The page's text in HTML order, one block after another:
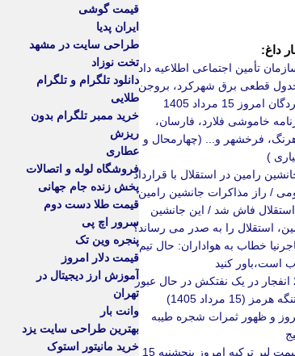
داغ:
تأمین اجتماعی اطلاعیه داد
قطعی برق شهرکرد، بروجن
و لردگان امروز 15 مرداد 1405
خاموشی فلارد، فارسان،
فرخشهر و... (چهارمحال و
)
رامین در استقلال با قرارداد
/ راز مذاکرات جانشین رامین
فاش شد / این جانشین
استقلال را به صدر می رساند؟
خطاب به هواداران: حال تیم
است،باور کنید
2 انفجار در یک نفتکش در حال عبور
هرمز (15 مرداد 1405)
و ظهور ثمرات شجره طیبه
قیمت لیر ترکیه امروز پنجشنبه 15
قیمت گوشی
ایران پدیا
طراحی سایت در مشهد
تخت نوزاد
دانلود تلگرام و تلگرام
طلایی
خرید ممبر تلگرام بدون
ریزش
عطاری
فروشگاه لوله و اتصالات
پخش زنده جام جهانی
قیمت طلا دست دوم
سرور اچ پی
پنجره وین تک
قیمت دلار امروز
آموزش ارز دیجیتال در
تهران
وانت بار
بهترین طراحی سایت یزد
خرید مانیتور استوک